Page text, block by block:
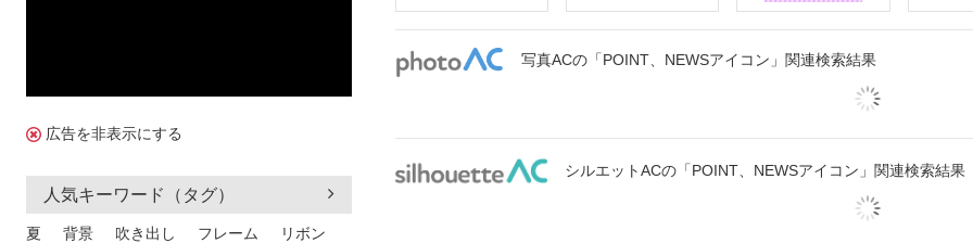
広告を非表示にする
人気キーワード（タグ）
夏 背景 吹き出し フレーム リボン
写真ACの「POINT、NEWSアイコン」関連検索結果
シルエットACの「POINT、NEWSアイコン」関連検索結果